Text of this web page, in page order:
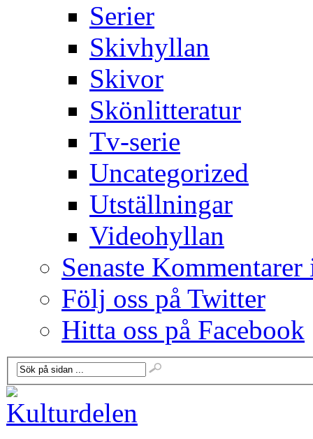
Serier
Skivhyllan
Skivor
Skönlitteratur
Tv-serie
Uncategorized
Utställningar
Videohyllan
Senaste Kommentarer
Följ oss på Twitter
Hitta oss på Facebook